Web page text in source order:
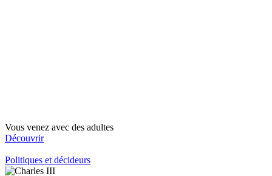
Vous venez avec des adultes
Découvrir
Politiques et décideurs